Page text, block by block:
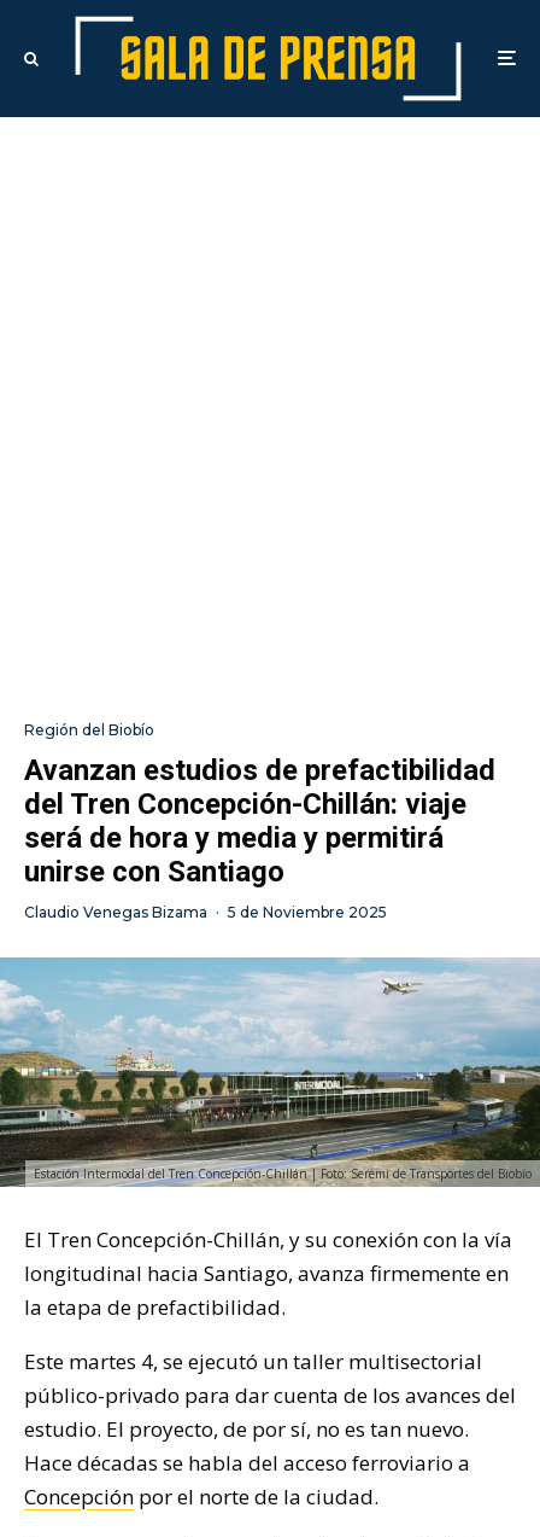
Región del Biobío
Avanzan estudios de prefactibilidad
del Tren Concepción-Chillán: viaje
será de hora y media y permitirá
unirse con Santiago
Claudio Venegas Bizama · 5 de Noviembre 2025
Estación Intermodal del Tren Concepción-Chillán | Foto: Seremi de Transportes del Biobío
El Tren Concepción-Chillán, y su conexión con la vía
longitudinal hacia Santiago, avanza firmemente en
la etapa de prefactibilidad.
Este martes 4, se ejecutó un taller multisectorial
público-privado para dar cuenta de los avances del
estudio. El proyecto, de por sí, no es tan nuevo.
Hace décadas se habla del acceso ferroviario a
Concepción por el norte de la ciudad.